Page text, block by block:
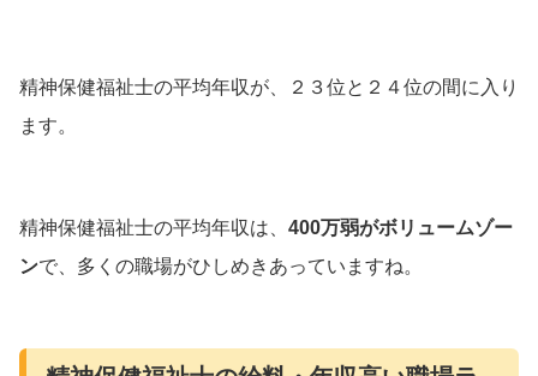
精神保健福祉士の平均年収が、２３位と２４位の間に入り
ます。
精神保健福祉士の平均年収は、 400万弱がボリュームゾー
ンで、多くの職場がひしめきあっていますね。